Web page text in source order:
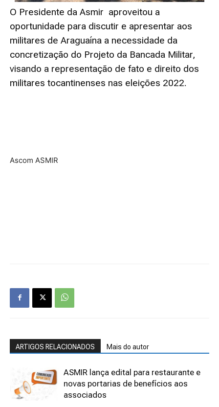
O Presidente da Asmir aproveitou a
oportunidade para discutir e apresentar aos
militares de Araguaína a necessidade da
concretização do Projeto da Bancada Militar,
visando a representação de fato e direito dos
militares tocantinenses nas eleições 2022.
Ascom ASMIR
ARTIGOS RELACIONADOS Mais do autor
ASMIR lança edital para restaurante e
novas portarias de benefícios aos
associados